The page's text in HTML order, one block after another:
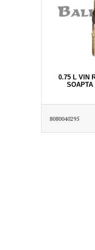
0.75 L VIN
SOAPTA
8080040295